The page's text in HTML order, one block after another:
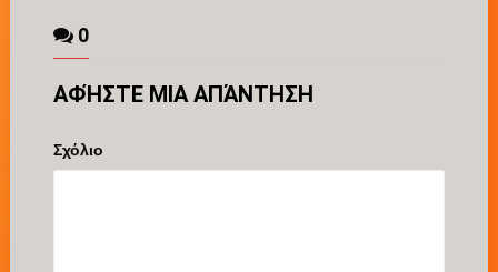
0
ΑΦΉΣΤΕ ΜΙΑ ΑΠΆΝΤΗΣΗ
Σχόλιο